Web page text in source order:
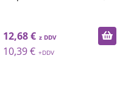
12,68 €
10,39 €